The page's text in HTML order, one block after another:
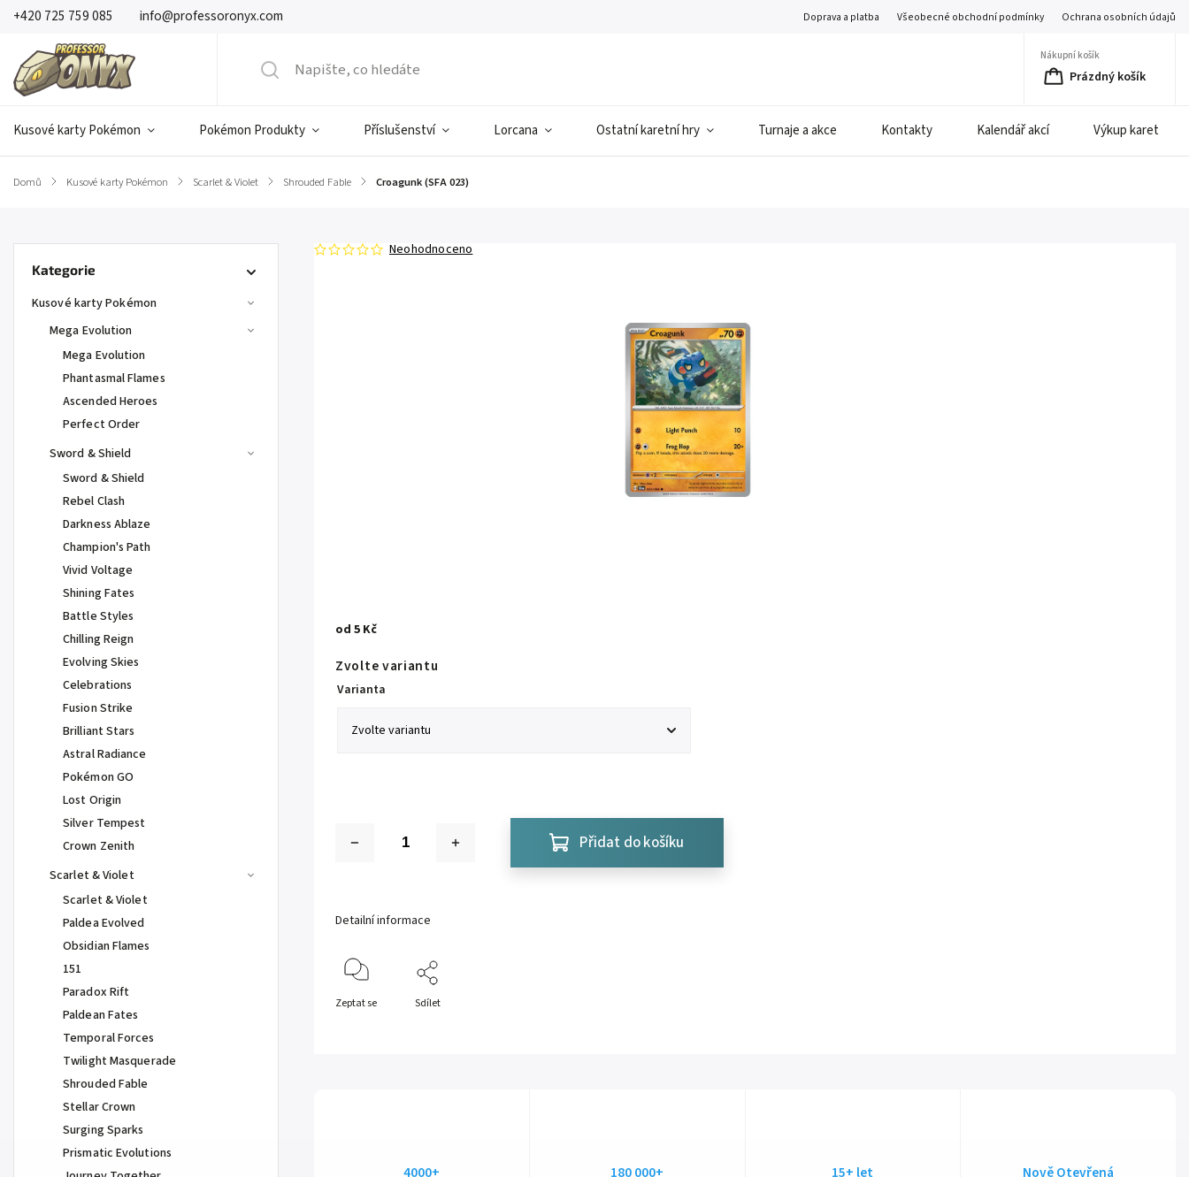
+420 725 759 085 info@professoronyx.com Doprava a platba Všeobecné obchodní podmínky Ochrana osobních údajů
Nákupní košík
Prázdný košík
Kusové karty Pokémon Pokémon Produkty Příslušenství Lorcana Ostatní karetní hry Turnaje a akce Kontakty Kalendář akcí Výkup karet
Domů / Kusové karty Pokémon / Scarlet & Violet / Shrouded Fable / Croagunk (SFA 023)
Kategorie
Kusové karty Pokémon
Mega Evolution
Mega Evolution
Phantasmal Flames
Ascended Heroes
Perfect Order
Sword & Shield
Sword & Shield
Rebel Clash
Darkness Ablaze
Champion's Path
Vivid Voltage
Shining Fates
Battle Styles
Chilling Reign
Evolving Skies
Celebrations
Fusion Strike
Brilliant Stars
Astral Radiance
Pokémon GO
Lost Origin
Silver Tempest
Crown Zenith
Scarlet & Violet
Scarlet & Violet
Paldea Evolved
Obsidian Flames
151
Paradox Rift
Paldean Fates
Temporal Forces
Twilight Masquerade
Shrouded Fable
Stellar Crown
Surging Sparks
Prismatic Evolutions
Neohodnoceno
od 5 Kč
Zvolte variantu
Varianta
Přidat do košíku
Detailní informace
Zeptat se Sdílet
4000+ 180 000+ 15+ let Nově Otevřená